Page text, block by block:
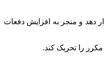
دهد و منجر به افزایش دفعات
را تحریک کند.